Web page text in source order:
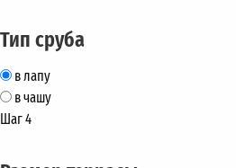
Тип сруба
в лапу
в чашу
Шаг 4